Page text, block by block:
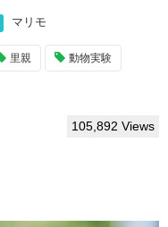
マリモ
里親 動物実験
105,892 Views